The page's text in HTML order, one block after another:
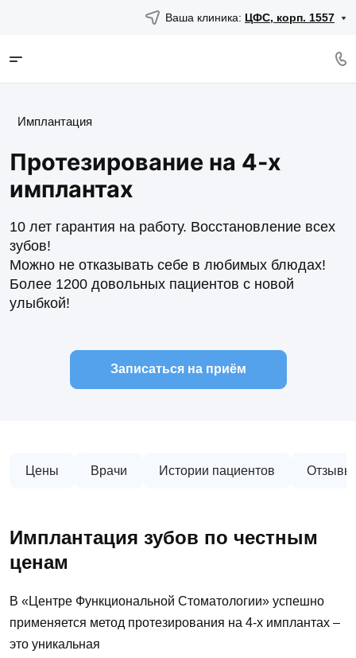
Ваша клиника: ЦФС, корп. 1557
Имплантация
Протезирование на 4-х
имплантах
10 лет гарантия на работу. Восстановление всех
зубов!
Можно не отказывать себе в любимых блюдах!
Более 1200 довольных пациентов с новой
улыбкой!
Записаться на приём
Цены Врачи Истории пациентов Отзывы
Имплантация зубов по честным
ценам
В «Центре Функциональной Стоматологии» успешно
применяется метод протезирования на 4-х имплантах –
это уникальная